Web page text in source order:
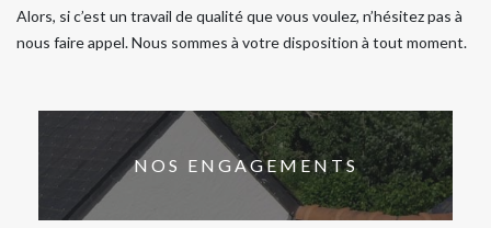
Alors, si c’est un travail de qualité que vous voulez, n’hésitez pas à
nous faire appel. Nous sommes à votre disposition à tout moment.
NOS ENGAGEMENTS